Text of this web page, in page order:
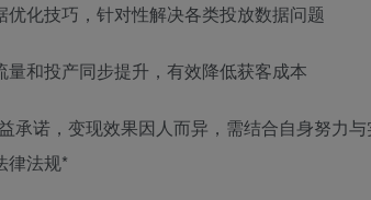
化技巧，针对性解决各类投放数据问题
和投产同步提升，有效降低获客成本
承诺，变现效果因人而异，需结合自身努力与
律法规*